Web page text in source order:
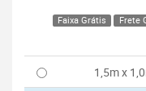
Faixa Grátis Frete
1,5m x